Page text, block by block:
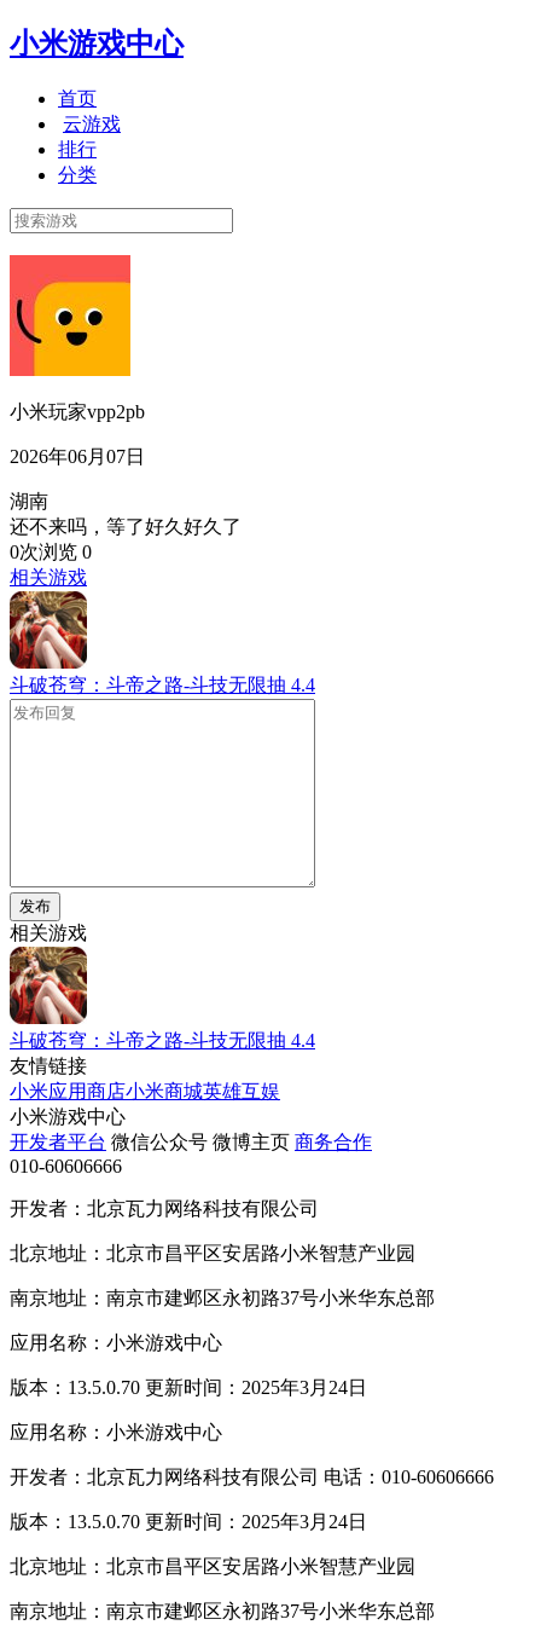
小米游戏中心
首页
云游戏
排行
分类
小米玩家vpp2pb
2026年06月07日
湖南
还不来吗，等了好久好久了
0次浏览 0
相关游戏
斗破苍穹：斗帝之路-斗技无限抽 4.4
发布
相关游戏
斗破苍穹：斗帝之路-斗技无限抽 4.4
友情链接
小米应用商店小米商城英雄互娱
小米游戏中心
开发者平台 微信公众号 微博主页 商务合作
010-60606666
开发者：北京瓦力网络科技有限公司
北京地址：北京市昌平区安居路小米智慧产业园
南京地址：南京市建邺区永初路37号小米华东总部
应用名称：小米游戏中心
版本：13.5.0.70 更新时间：2025年3月24日
应用名称：小米游戏中心
开发者：北京瓦力网络科技有限公司 电话：010-60606666
版本：13.5.0.70 更新时间：2025年3月24日
北京地址：北京市昌平区安居路小米智慧产业园
南京地址：南京市建邺区永初路37号小米华东总部